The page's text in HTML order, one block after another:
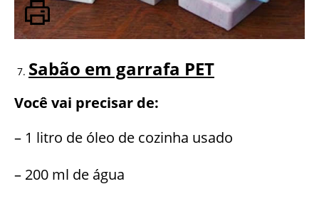
Sabão em garrafa PET
Você vai precisar de:
– 1 litro de óleo de cozinha usado
– 200 ml de água